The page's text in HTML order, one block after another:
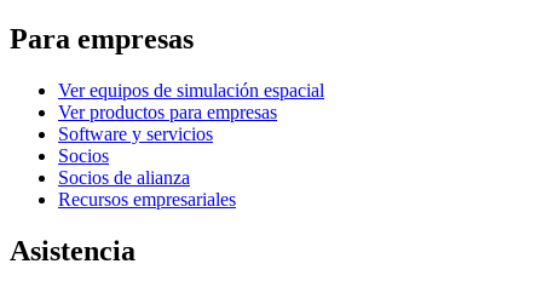
Para empresas
Ver equipos de simulación espacial
Ver productos para empresas
Software y servicios
Socios
Socios de alianza
Recursos empresariales
Asistencia